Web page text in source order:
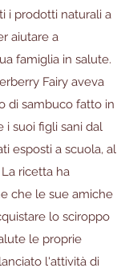
i prodotti naturali a
aiutare a
famiglia in salute.
Fairy aveva
di sambuco fatto in
i suoi figli sani dal
esposti a scuola, al
ricetta ha
che le sue amiche
lo sciroppo
le proprie
l'attività di